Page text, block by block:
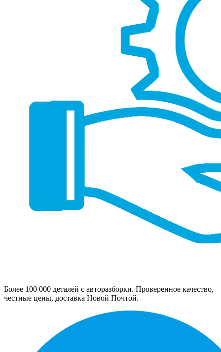
Более 100 000 деталей с авторазборки. Проверенное качество,
честные цены, доставка Новой Почтой.